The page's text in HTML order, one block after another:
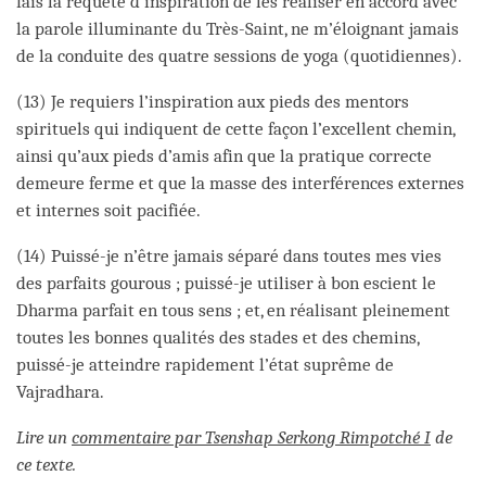
la parole illuminante du Très-Saint, ne m’éloignant jamais
de la conduite des quatre sessions de yoga (quotidiennes).
(13) Je requiers l’inspiration aux pieds des mentors
spirituels qui indiquent de cette façon l’excellent chemin,
ainsi qu’aux pieds d’amis afin que la pratique correcte
demeure ferme et que la masse des interférences externes
et internes soit pacifiée.
(14) Puissé-je n’être jamais séparé dans toutes mes vies
des parfaits gourous ; puissé-je utiliser à bon escient le
Dharma parfait en tous sens ; et, en réalisant pleinement
toutes les bonnes qualités des stades et des chemins,
puissé-je atteindre rapidement l’état suprême de
Vajradhara.
Lire un commentaire par Tsenshap Serkong Rimpotché I de
ce texte.